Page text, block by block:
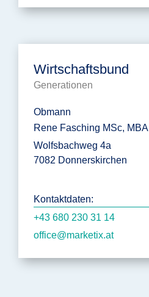
Wirtschaftsbund
Generationen
Obmann
Rene Fasching MSc, MBA
Wolfsbachweg 4a
7082 Donnerskirchen
Kontaktdaten:
+43 680 230 31 14
office@marketix.at